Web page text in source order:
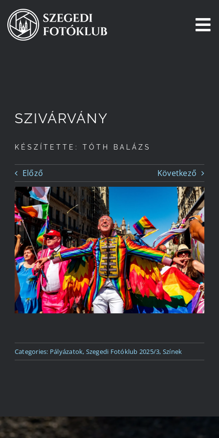
Kihagyás
Pályázatok
Tagjaink
Csatlakozz!
Történetünk
Kapcsolat
SZIVÁRVÁNY
KÉSZÍTETTE: TÓTH BALÁZS
Előző Következő
Categories: Pályázatok, Szegedi Fotóklub 2025/3, Színek